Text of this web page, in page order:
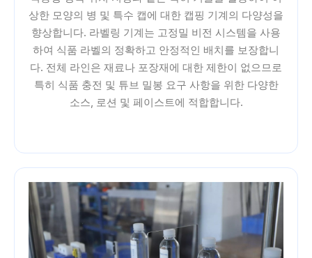
상한 모양의 병 및 특수 캡에 대한 캡핑 기계의 다양성을
향상합니다. 라벨링 기계는 고정밀 비전 시스템을 사용
하여 식품 라벨의 정확하고 안정적인 배치를 보장합니
다. 전체 라인은 재료나 포장재에 대한 제한이 없으므로
특히 식품 충전 및 튜브 밀봉 요구 사항을 위한 다양한
소스, 로션 및 페이스트에 적합합니다.